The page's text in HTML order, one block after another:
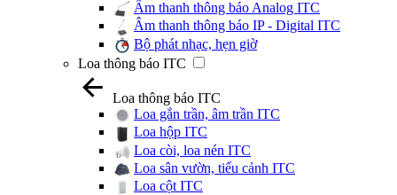
Âm thanh thông báo Analog ITC
Âm thanh thông báo IP - Digital ITC
Bộ phát nhạc, hẹn giờ
Loa thông báo ITC
Loa thông báo ITC
Loa gắn trần, âm trần ITC
Loa hộp ITC
Loa còi, loa nén ITC
Loa sân vườn, tiểu cảnh ITC
Loa cột ITC